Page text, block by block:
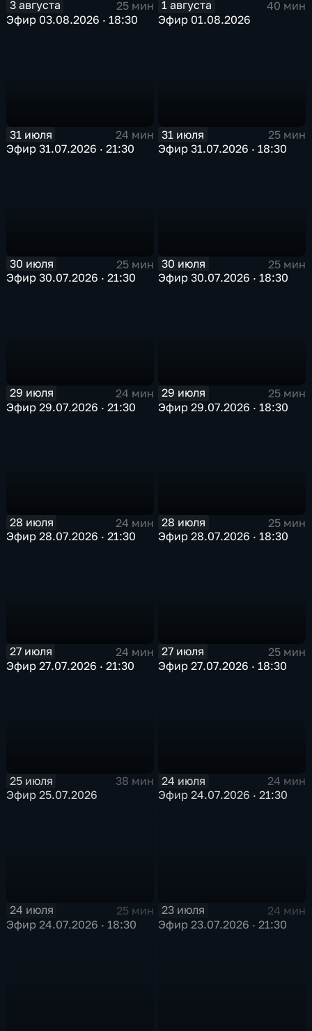
3 августа
25 мин
Эфир 03.08.2026 · 18:30
1 августа
40 мин
Эфир 01.08.2026
31 июля
24 мин
Эфир 31.07.2026 · 21:30
31 июля
25 мин
Эфир 31.07.2026 · 18:30
30 июля
25 мин
Эфир 30.07.2026 · 21:30
30 июля
25 мин
Эфир 30.07.2026 · 18:30
29 июля
24 мин
Эфир 29.07.2026 · 21:30
29 июля
25 мин
Эфир 29.07.2026 · 18:30
28 июля
24 мин
Эфир 28.07.2026 · 21:30
28 июля
25 мин
Эфир 28.07.2026 · 18:30
27 июля
24 мин
Эфир 27.07.2026 · 21:30
27 июля
25 мин
Эфир 27.07.2026 · 18:30
25 июля
38 мин
Эфир 25.07.2026
24 июля
24 мин
Эфир 24.07.2026 · 21:30
24 июля
25 мин
Эфир 24.07.2026 · 18:30
23 июля
24 мин
Эфир 23.07.2026 · 21:30